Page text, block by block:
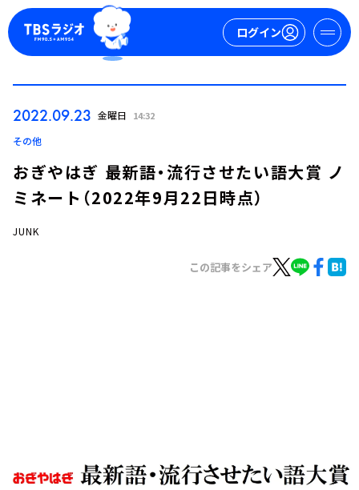
ログイン
2022.09.23 金曜日 14:32
その他
おぎやはぎ 最新語・流行させたい語大賞 ノ
ミネート（2022年9月22日時点）
JUNK
この記事をシェア